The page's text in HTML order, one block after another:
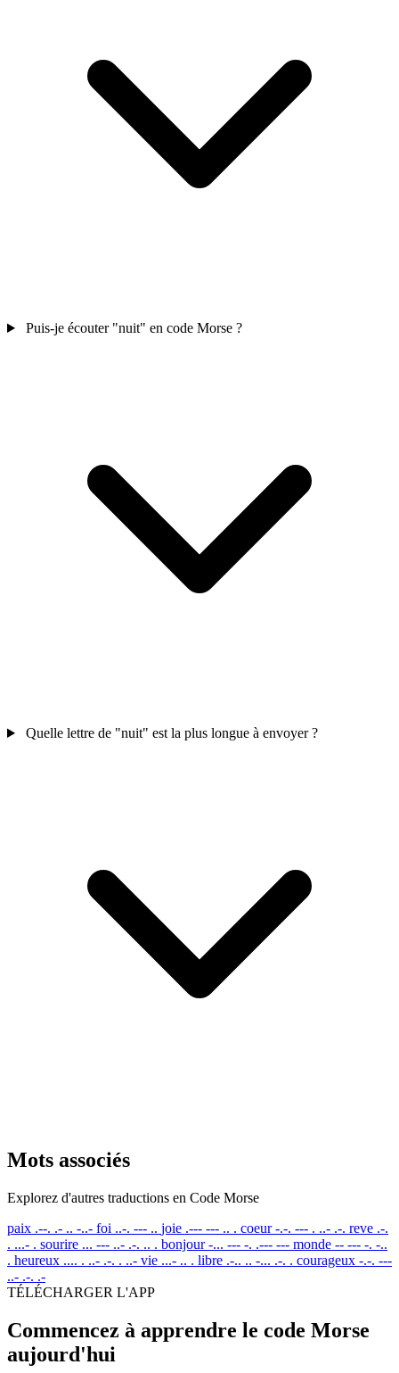
Puis-je écouter "nuit" en code Morse ?
Quelle lettre de "nuit" est la plus longue à envoyer ?
Mots associés
Explorez d'autres traductions en Code Morse
paix .--. .- .. -..- foi ..-. --- .. joie .--- --- .. . coeur -.-. --- . ..- .-. reve .-.
. ...- . sourire ... --- ..- .-. .. . bonjour -... --- -. .--- --- monde -- --- -. -..
. heureux .... . ..- .-. . ..- vie ...- .. . libre .-.. .. -... .-. . courageux -.-. ---
..- .-. .-
TÉLÉCHARGER L'APP
Commencez à apprendre le code Morse
aujourd'hui